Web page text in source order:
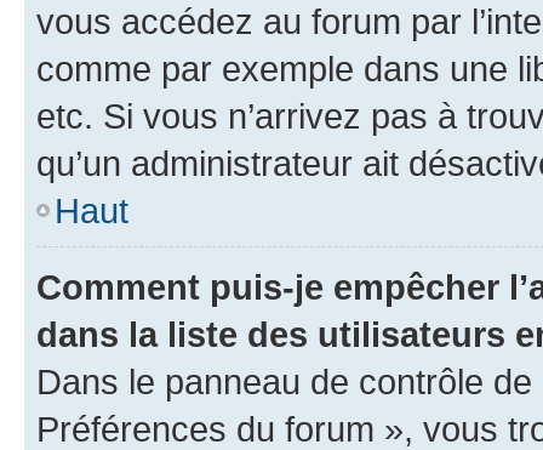
vous accédez au forum par
comme par exemple dans une
etc. Si vous n’arrivez pas à
qu’un administrateur ait
Haut
Comment puis-je empêcher
dans la liste des utilisateurs
Dans le panneau de contrôle
Préférences du forum », vous